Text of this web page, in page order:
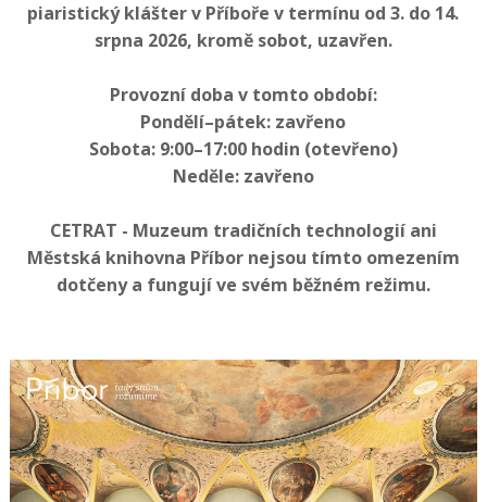
piaristický klášter v Příboře v termínu od 3. do 14.
srpna 2026, kromě sobot, uzavřen.
Provozní doba v tomto období:
Pondělí–pátek: zavřeno
Sobota: 9:00–17:00 hodin (otevřeno)
Neděle: zavřeno
CETRAT - Muzeum tradičních technologií ani
Městská knihovna Příbor nejsou tímto omezením
dotčeny a fungují ve svém běžném režimu.